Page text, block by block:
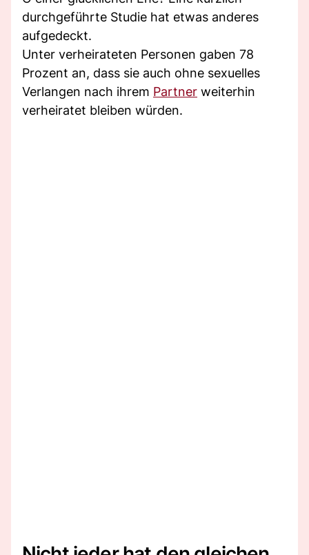
durchgeführte Studie hat etwas anderes
aufgedeckt.
Unter verheirateten Personen gaben 78
Prozent an, dass sie auch ohne sexuelles
Verlangen nach ihrem Partner weiterhin
verheiratet bleiben würden.